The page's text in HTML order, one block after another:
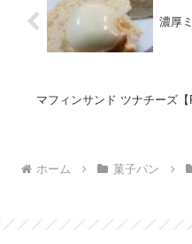
濃厚
マフィンサンド ツナチーズ【
ホーム 菓子パン